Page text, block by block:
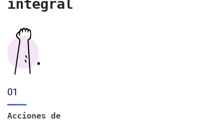
integral
01
Acciones de